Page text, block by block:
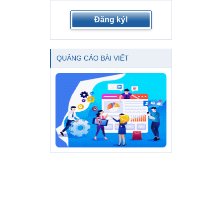
Đăng ký!
QUẢNG CÁO BÀI VIẾT